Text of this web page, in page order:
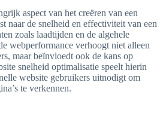
aspect van het creëren van een
naar de snelheid en effectiviteit van een
zoals laadtijden en de algehele
webperformance verhoogt niet alleen
maar beïnvloedt ook de kans op
snelheid optimalisatie speelt hierin
website gebruikers uitnodigt om
te verkennen.